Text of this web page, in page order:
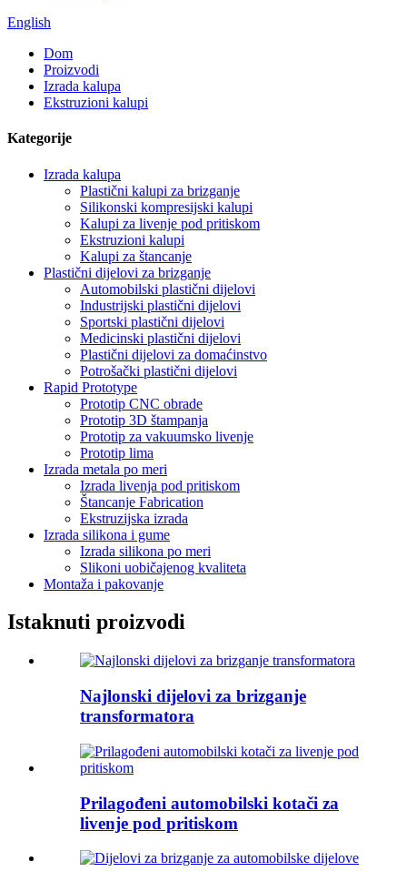
English
Dom
Proizvodi
Izrada kalupa
Ekstruzioni kalupi
Kategorije
Izrada kalupa
Plastični kalupi za brizganje
Silikonski kompresijski kalupi
Kalupi za livenje pod pritiskom
Ekstruzioni kalupi
Kalupi za štancanje
Plastični dijelovi za brizganje
Automobilski plastični dijelovi
Industrijski plastični dijelovi
Sportski plastični dijelovi
Medicinski plastični dijelovi
Plastični dijelovi za domaćinstvo
Potrošački plastični dijelovi
Rapid Prototype
Prototip CNC obrade
Prototip 3D štampanja
Prototip za vakuumsko livenje
Prototip lima
Izrada metala po meri
Izrada livenja pod pritiskom
Štancanje Fabrication
Ekstruzijska izrada
Izrada silikona i gume
Izrada silikona po meri
Slikoni uobičajenog kvaliteta
Montaža i pakovanje
Istaknuti proizvodi
Najlonski dijelovi za brizganje
transformatora
Prilagođeni automobilski kotači za
livenje pod pritiskom